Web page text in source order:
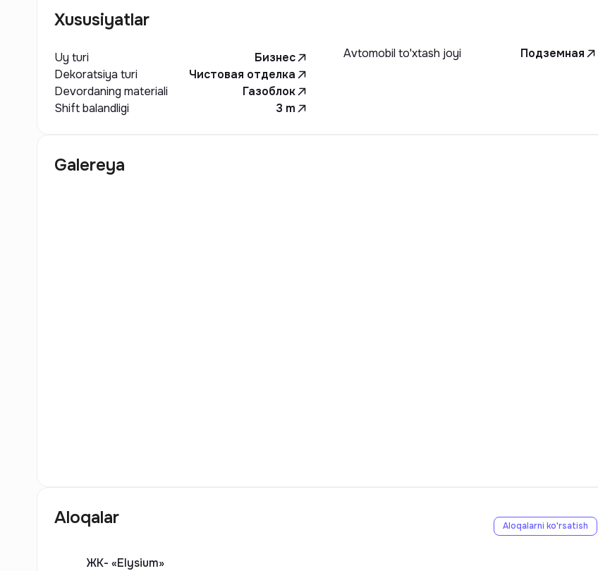
Xususiyatlar
Uy turi
Бизнес
Dekoratsiya turi
Чистовая отделка
Devordaning materiali
Газоблок
Shift balandligi
3 m
Avtomobil to'xtash joyi Подземная
Galereya
Aloqalar Aloqalarni ko'rsatish
ЖК- «Elysium»